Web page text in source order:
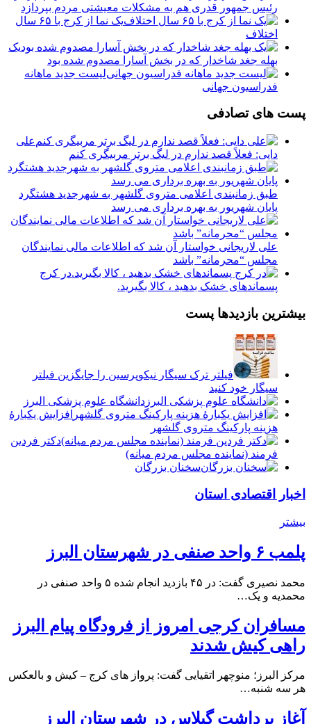
رئیس جمهور قدری هم به مشکلات معیشتی مردم بپردازد
یک نما از کرج با ۶۵ سال
اختلاف
یک
بهله جغد شاخدار که در بخش آسارا مصدوم شده بود
لیست جدید ماهانه
فدراسیون جهانی
پست های تصادفی
️علی
دایی: فعلاً قصد ندارم در لیگ برتر مربیگری کنم
طبق زمانبندی اعلامی متروی گلشهر به شهرجدید هشتگرد
پایان شهریور به بهره برداری می رسد
علی لاریجانی خواستار آن شد که اطلاعات مالی نمایندگان
مجلس “محرمانه” باشد
در کرج
پسماندهای خشک بدهید ، کالا بگیرید.
بیشترین بازدیدها پست
فیلتر ترک سیگار نیکوپرسین را جایگزین فیلتر
سیگار خود کنید
دانشگاه علوم پزشکی البرز
افزایش یکبارۀ
هزینه پارکینگ متروی گلشهر
دكتر فردين
فرمند (نماينده مجلس مردم میانه)
سخنان بزرگان
اخبار اقتصادی استان
بیشتر
پلمب ۶ واحد صنفی در شهرستان البرز
محمد نصیری گفت: در ۴۵ بازدید انجام شده ۵ واحد صنفی در
محمدیه و یک…
مسافران کرجی امروز از فرودگاه پیام البرز
راهی کیش شدند
مرکز البرز؛ منوچهر اتقیایی گفت: پرواز های کرج – کیش و بالعکس
هر سه شنبه…
آغاز برداشت گیلاس در شهرستان البرز